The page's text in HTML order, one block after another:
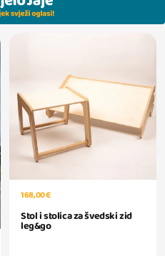
168,00 €
Stol i stolica za švedski zid
leg&go